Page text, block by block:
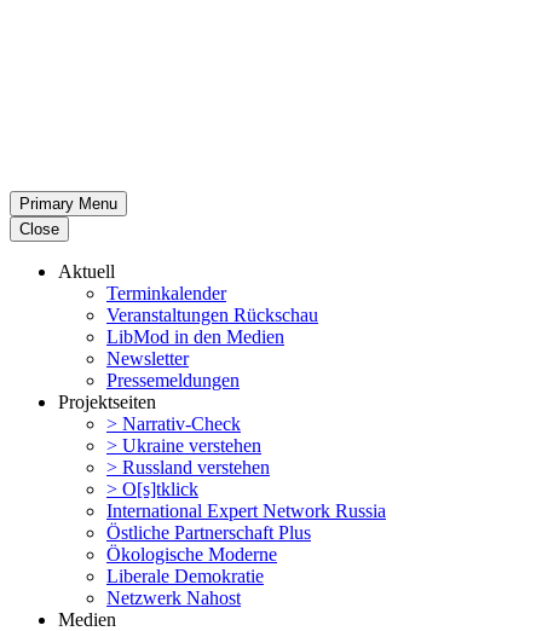
Primary Menu
Close
Aktuell
Termin­ka­lender
Veran­stal­tungen Rückschau
LibMod in den Medien
Newsletter
Presse­mel­dungen
Projekt­seiten
> Narrativ-Check
> Ukraine verstehen
> Russland verstehen
> O[s]tklick
Inter­na­tional Expert Network Russia
Östliche Partner­schaft Plus
Ökolo­gische Moderne
Liberale Demokratie
Netzwerk Nahost
Medien